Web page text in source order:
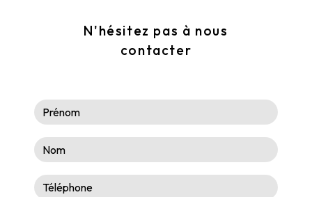
N'hésitez pas à nous
contacter